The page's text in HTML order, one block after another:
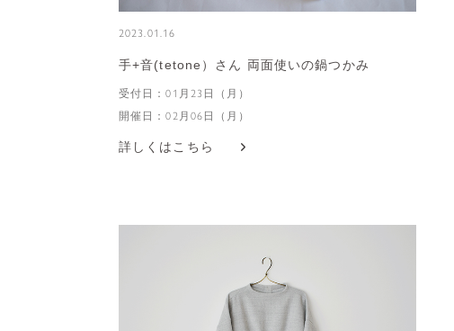
2023.01.16
手+音(tetone）さん 両面使いの鍋つかみ
受付日：01月23日（月）
開催日：02月06日（月）
詳しくはこちら